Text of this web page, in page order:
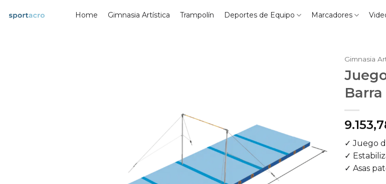
Home Gimnasia Artística Trampolín Deportes de Equipo Marcadores
Gimnasia
✓ Juego
✓
✓ Asas